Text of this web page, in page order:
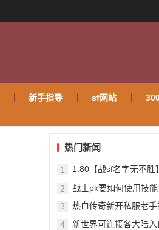
新手指导 sf网站
热门新闻
1
1.80【战sf名字无不胜
2
战士pk要如何使用技能
3
热血传奇新开私服老
4
新世界可连接各大陆入